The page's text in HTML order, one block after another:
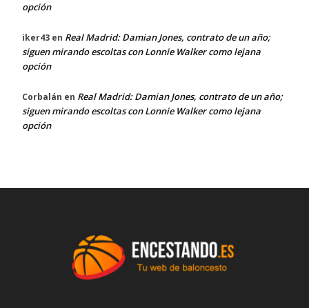
opción
iker43 en Real Madrid: Damian Jones, contrato de un año;
siguen mirando escoltas con Lonnie Walker como lejana
opción
Corbalán en Real Madrid: Damian Jones, contrato de un año;
siguen mirando escoltas con Lonnie Walker como lejana
opción